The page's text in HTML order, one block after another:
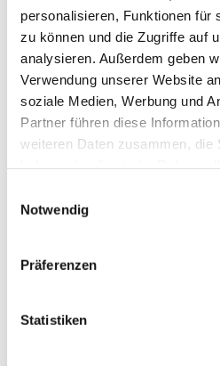
personalisieren, Funktionen für
zu können und die Zugriffe auf
analysieren. Außerdem geben
Verwendung unserer Website
soziale Medien, Werbung und
Partner führen diese
weiteren Daten zusammen, die
Notwendig
Präferenzen
Statistiken
Ansprechpartnerin:
8701077